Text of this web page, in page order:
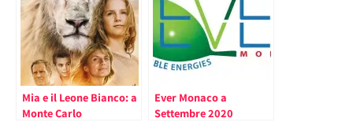
Mia e il Leone Bianco: a
Monte Carlo
Ever Monaco a
Settembre 2020